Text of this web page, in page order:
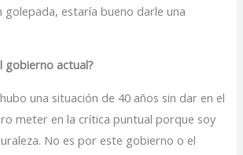
estaría bueno darle una
gobierno actual?
una situación de 40 años sin dar en el
meter en la crítica puntual porque soy
No es por este gobierno o el